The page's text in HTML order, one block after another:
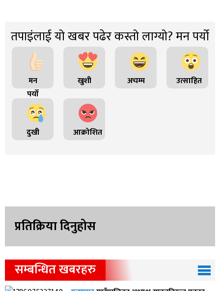
तपाइंलाई यो खबर पढेर कस्तो लाग्यो? मन पर्यो
मन
पर्यो
खुशी अचम्म उत्साहित
दुखी आक्रोशित
प्रतिक्रिया दिनुहोस
सम्बन्धित खबरहरु